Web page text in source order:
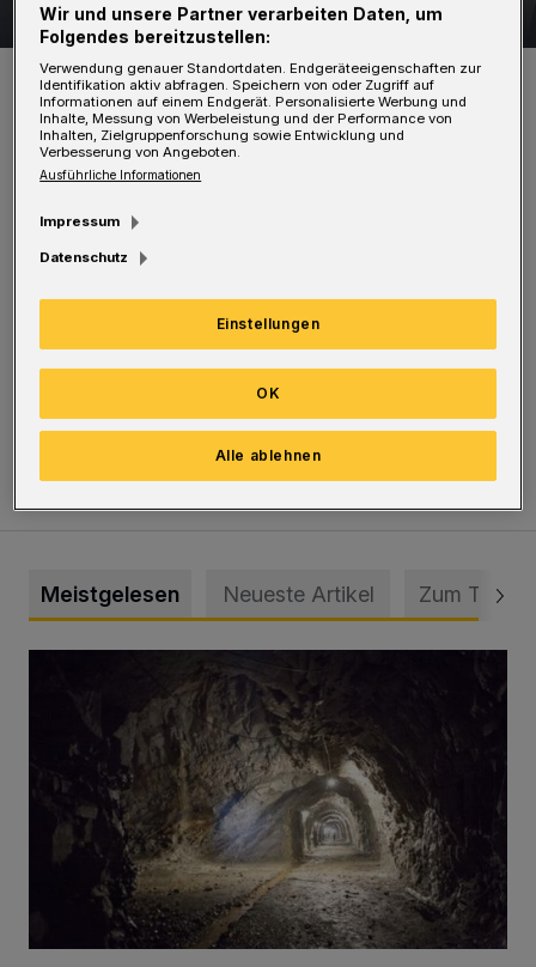
18 Bilder
Diesel auf der Fahrbahn
an. Die Einsatzkräfte streuten zunächst die
betroffenen Bereiche ab und reinigten die
Fahrbahn danach mit dem Sonderfahrzeug
"Ölspurbeseitigung". Der Einsatz dauerte rund
zwei Stunden.
Bilder:
Meistgelesen Neueste Artikel Zum Thema
Wir und unsere Partner verarbeiten Daten, um
Folgendes bereitzustellen:
Verwendung genauer Standortdaten. Endgeräteeigenschaften zur
Identifikation aktiv abfragen. Speichern von oder Zugriff auf
Informationen auf einem Endgerät. Personalisierte Werbung und
Inhalte, Messung von Werbeleistung und der Performance von
Inhalten, Zielgruppenforschung sowie Entwicklung und
Verbesserung von Angeboten.
Ausführliche Informationen
Impressum
Datenschutz
Einstellungen
Alle ablehnen
OK